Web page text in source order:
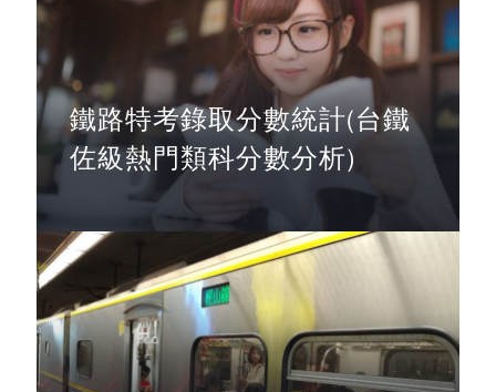
鐵路特考錄取分數統計(台鐵
佐級熱門類科分數分析)